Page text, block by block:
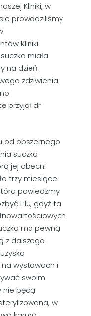
Kliniki, w
prowadziliśmy
Kliniki.
miała
na dzień
zdziwienia
przyjął dr
od obszernego
suczka
jej obecni
trzy miesiące
powiedzmy
Lilu, gdyż ta
ma pewną
z dalszego
wystawach i
swoim
nie będą
w